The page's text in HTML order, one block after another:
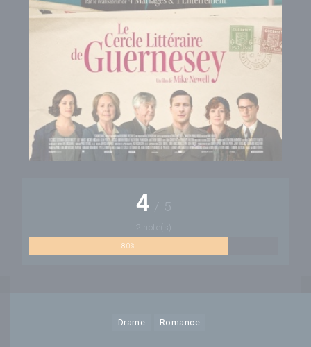
4 / 5
2 note(s)
80%
Drame Romance